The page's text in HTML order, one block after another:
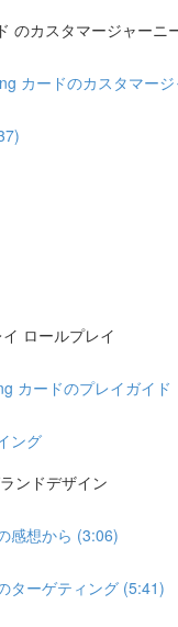
のカスタマージャーニ
カードのカスタマー
ロールプレイ
カードのプレイガイド
ング
ンドデザイン
感想から (3:06)
ターゲティング (5:41)